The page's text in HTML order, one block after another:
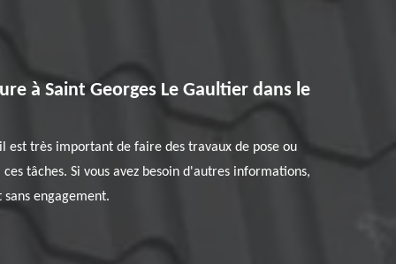
à Saint Georges Le Gaultier dans le
est très important de faire des travaux de pose ou
tâches. Si vous avez besoin d'autres informations,
engagement.